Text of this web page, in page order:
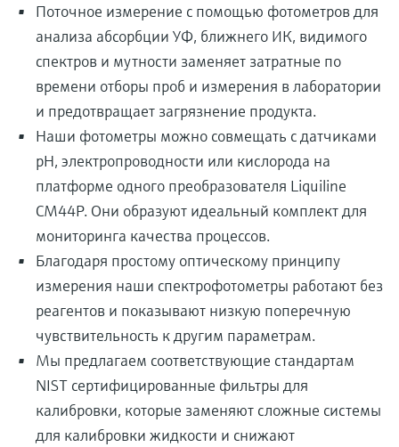
Поточное измерение с помощью фотометров для
анализа абсорбции УФ, ближнего ИК, видимого
спектров и мутности заменяет затратные по
времени отборы проб и измерения в лаборатории
и предотвращает загрязнение продукта.
Наши фотометры можно совмещать с датчиками
pH, электропроводности или кислорода на
платформе одного преобразователя Liquiline
CM44P. Они образуют идеальный комплект для
мониторинга качества процессов.
Благодаря простому оптическому принципу
измерения наши спектрофотометры работают без
реагентов и показывают низкую поперечную
чувствительность к другим параметрам.
Мы предлагаем соответствующие стандартам
NIST сертифицированные фильтры для
калибровки, которые заменяют сложные системы
для калибровки жидкости и снижают